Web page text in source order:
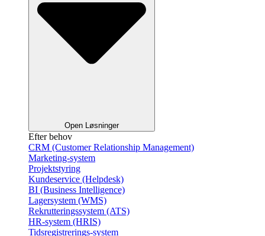
Open Løsninger
Efter behov
CRM (Customer Relationship Management)
Marketing-system
Projektstyring
Kundeservice (Helpdesk)
BI (Business Intelligence)
Lagersystem (WMS)
Rekrutteringssystem (ATS)
HR-system (HRIS)
Tidsregistrerings-system